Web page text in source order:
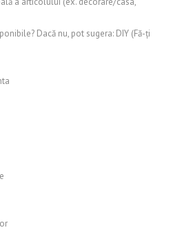
Dacă nu, pot sugera: DIY (Fă-ți